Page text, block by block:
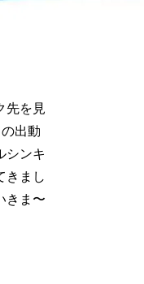
先を見
出動
シンキ
きまし
きま〜